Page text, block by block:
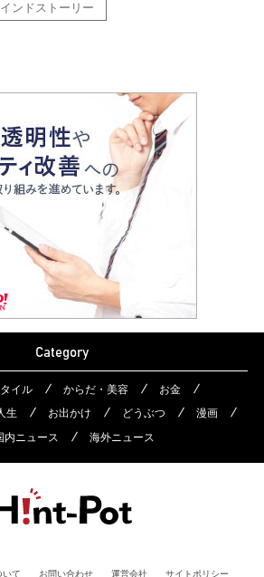
ンドストーリー
Category
イル からだ・美容
お金
生 お出かけ どうぶつ
漫画
内ニュース 海外ニュース
いて お問い合わせ 運営会社 サイトポリシー